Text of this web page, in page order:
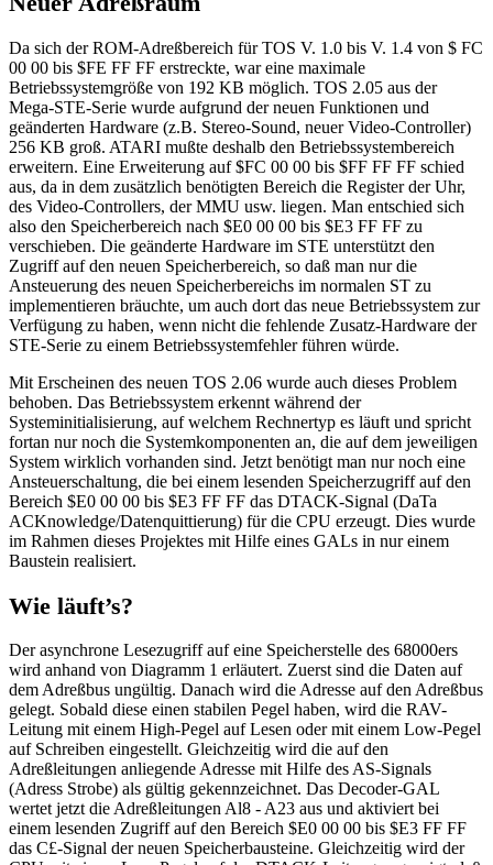
Da sich der ROM-Adreßbereich für TOS V. 1.0 bis V. 1.4 von $ FC
00 00 bis $FE FF FF erstreckte, war eine maximale
Betriebssystemgröße von 192 KB möglich. TOS 2.05 aus der
Mega-STE-Serie wurde aufgrund der neuen Funktionen und
geänderten Hardware (z.B. Stereo-Sound, neuer Video-Controller)
256 KB groß. ATARI mußte deshalb den Betriebssystembereich
erweitern. Eine Erweiterung auf $FC 00 00 bis $FF FF FF schied
aus, da in dem zusätzlich benötigten Bereich die Register der Uhr,
des Video-Controllers, der MMU usw. liegen. Man entschied sich
also den Speicherbereich nach $E0 00 00 bis $E3 FF FF zu
verschieben. Die geänderte Hardware im STE unterstützt den
Zugriff auf den neuen Speicherbereich, so daß man nur die
Ansteuerung des neuen Speicherbereichs im normalen ST zu
implementieren bräuchte, um auch dort das neue Betriebssystem zur
Verfügung zu haben, wenn nicht die fehlende Zusatz-Hardware der
STE-Serie zu einem Betriebssystemfehler führen würde.
Mit Erscheinen des neuen TOS 2.06 wurde auch dieses Problem
behoben. Das Betriebssystem erkennt während der
Systeminitialisierung, auf welchem Rechnertyp es läuft und spricht
fortan nur noch die Systemkomponenten an, die auf dem jeweiligen
System wirklich vorhanden sind. Jetzt benötigt man nur noch eine
Ansteuerschaltung, die bei einem lesenden Speicherzugriff auf den
Bereich $E0 00 00 bis $E3 FF FF das DTACK-Signal (DaTa
ACKnowledge/Datenquittierung) für die CPU erzeugt. Dies wurde
im Rahmen dieses Projektes mit Hilfe eines GALs in nur einem
Baustein realisiert.
Wie läuft’s?
Der asynchrone Lesezugriff auf eine Speicherstelle des 68000ers
wird anhand von Diagramm 1 erläutert. Zuerst sind die Daten auf
dem Adreßbus ungültig. Danach wird die Adresse auf den Adreßbus
gelegt. Sobald diese einen stabilen Pegel haben, wird die RAV-
Leitung mit einem High-Pegel auf Lesen oder mit einem Low-Pegel
auf Schreiben eingestellt. Gleichzeitig wird die auf den
Adreßleitungen anliegende Adresse mit Hilfe des AS-Signals
(Adress Strobe) als gültig gekennzeichnet. Das Decoder-GAL
wertet jetzt die Adreßleitungen Al8 - A23 aus und aktiviert bei
einem lesenden Zugriff auf den Bereich $E0 00 00 bis $E3 FF FF
das C£-Signal der neuen Speicherbausteine. Gleichzeitig wird der